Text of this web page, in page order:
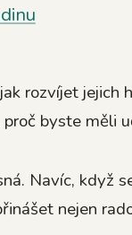
rozvíjet jejich
byste měli
Navíc, když
nejen